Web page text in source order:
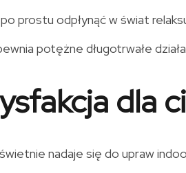
prostu odpłynąć w świat
potężne długotrwałe
dla
nadaje się do upraw